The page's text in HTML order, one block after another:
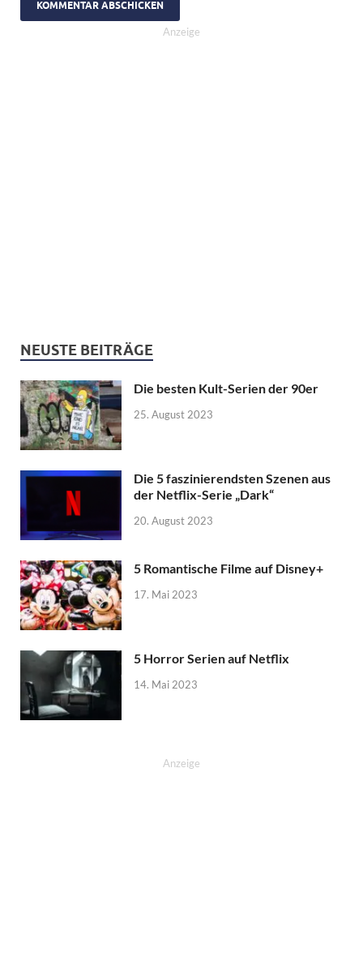
Anzeige
NEUSTE BEITRÄGE
Die besten Kult-Serien der 90er
25. August 2023
Die 5 faszinierendsten Szenen aus
der Netflix-Serie „Dark“
20. August 2023
5 Romantische Filme auf Disney+
17. Mai 2023
5 Horror Serien auf Netflix
14. Mai 2023
Anzeige